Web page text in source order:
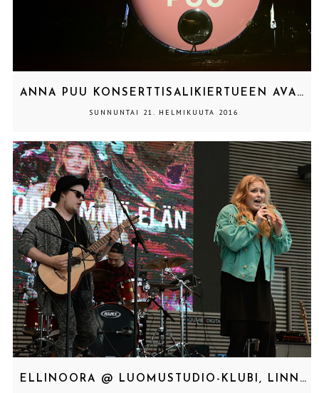
ANNA PUU KONSERTTISALIKIERTUEEN AVAUSKEIKKA @ LOUHISALI, ESPOO 20.2.2016
SUNNUNTAI 21. HELMIKUUTA 2016
ELLINOORA @ LUOMUSTUDIO-KLUBI, LINNANMÄKI 2015